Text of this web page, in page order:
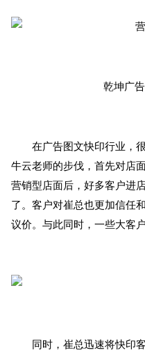
乾坤广
在广告图文快印行业，
牛云老师的步伐，首先对店
营销型店面后，好多客户进
了。客户对崔总也更加信任
议价。与此同时，一些大客
同时，崔总迅速将快印